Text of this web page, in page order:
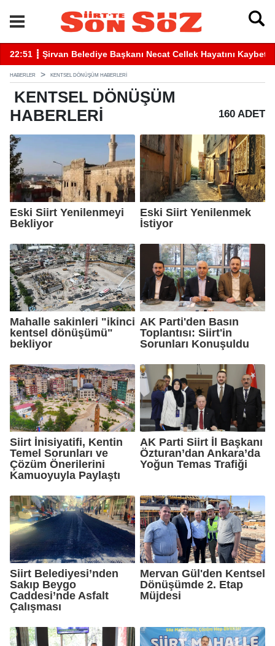
Kaybetti22:41 ┋ Siirt’te Baraj Sularının Yükselmesiyle
HABERLER KENTSEL DÖNÜŞÜM HABERLERI
KENTSEL DÖNÜŞÜM
HABERLERI
160 ADET
Eski Siirt Yenilenmeyi
Bekliyor
Eski Siirt Yenilenmek
İstiyor
Mahalle sakinleri "ikinci
kentsel dönüşümü"
bekliyor
AK Parti'den Basın
Toplantısı: Siirt'in
Sorunları Konuşuldu
Siirt İnisiyatifi, Kentin
Temel Sorunları ve
Çözüm Önerilerini
Kamuoyuyla Paylaştı
AK Parti Siirt İl Başkanı
Özturan’dan Ankara’da
Yoğun Temas Trafiği
Siirt Belediyesi’nden
Sakıp Beygo
Caddesi’nde Asfalt
Çalışması
Mervan Gül'den Kentsel
Dönüşümde 2. Etap
Müjdesi